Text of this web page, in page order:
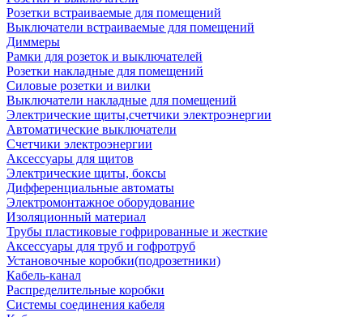
Розетки встраиваемые для помещений
Выключатели встраиваемые для помещений
Диммеры
Рамки для розеток и выключателей
Розетки накладные для помещений
Силовые розетки и вилки
Выключатели накладные для помещений
Электрические щиты,счетчики электроэнергии
Автоматические выключатели
Счетчики электроэнергии
Аксессуары для щитов
Электрические щиты, боксы
Дифференциальные автоматы
Электромонтажное оборудование
Изоляционный материал
Трубы пластиковые гофрированные и жесткие
Аксессуары для труб и гофротруб
Установочные коробки(подрозетники)
Кабель-канал
Распределительные коробки
Системы соединения кабеля